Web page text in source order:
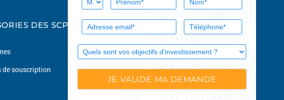
DES SCPI
de souscription
GUIDES
Guide des SCPI
Guide des SCPI fiscales
Guide du démembrement temporaire